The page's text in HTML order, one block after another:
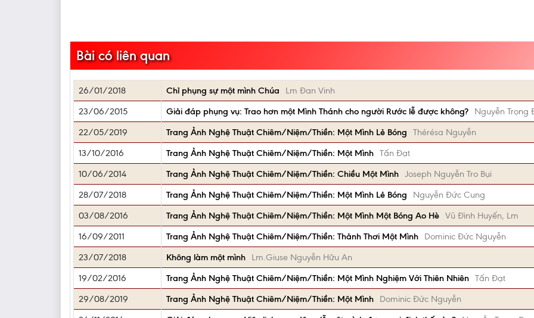
Bài có liên quan
26/01/2018 Chỉ phụng sự một mình Chúa
Lm Đan Vinh
23/06/2015
Giải đáp phụng vụ: Trao hơn một Mình Thánh cho người Rước lễ được không?
Nguyễn Trọng
22/05/2019
Trang Ảnh Nghệ Thuật Chiêm/Niệm/Thiền: Một Mình Lẻ Bóng
Thérésa Nguyễn
13/10/2016
Trang Ảnh Nghệ Thuật Chiêm/Niệm/Thiền: Một Mình Tấn Đạt
10/06/2014
Trang Ảnh Nghệ Thuật Chiêm/Niệm/Thiền: Chiều Một Mình Joseph Nguyễn Tro Bụi
28/07/2018
Trang Ảnh Nghệ Thuật Chiêm/Niệm/Thiền: Một Mình Lẻ Bóng
Nguyễn Đức Cung
03/08/2016
Trang Ảnh Nghệ Thuật Chiêm/Niệm/Thiền: Một Mình Một Bóng Ao Hè Vũ Đình Huyến, Lm
16/09/2011
Trang Ảnh Nghệ Thuật Chiêm/Niệm/Thiền: Thảnh Thơi Một Mình
Dominic Đức Nguyễn
23/07/2018
Không làm một mình
Lm.Giuse Nguyễn Hữu An
19/02/2016
Trang Ảnh Nghệ Thuật Chiêm/Niệm/Thiền: Một Mình Nghiệm Với Thiên Nhiên Tấn Đạt
29/08/2019
Trang Ảnh Nghệ Thuật Chiêm/Niệm/Thiền: Một Mình
Dominic Đức Nguyễn